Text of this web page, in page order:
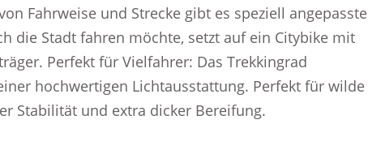
Fahrweise und Strecke gibt es speziell angepasste
die Stadt fahren möchte, setzt auf ein Citybike mit
Perfekt für Vielfahrer: Das Trekkingrad
hochwertigen Lichtausstattung. Perfekt für wilde
Stabilität und extra dicker Bereifung.